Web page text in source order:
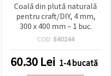
Coală din plută naturală
pentru craft/DIY, 4 mm,
300 x 400 mm – 1 buc.
COD: 840244
60.30 Lei 1-4 bucată